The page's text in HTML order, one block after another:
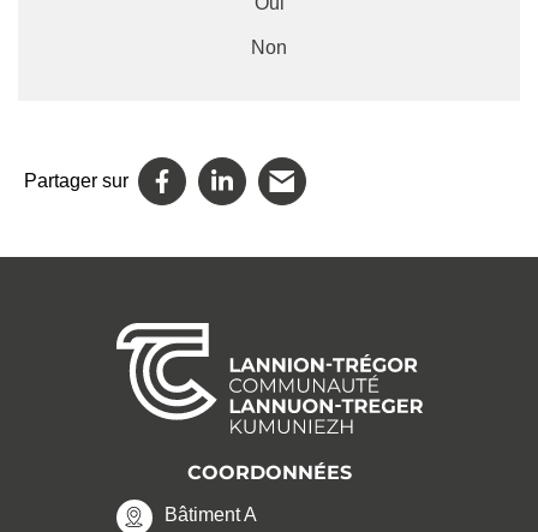
Non
Partager sur
COORDONNÉES
Bâtiment A